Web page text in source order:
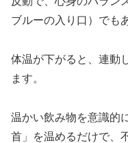
ブルーの入り口）でも
体温が下がると、連動
ます。
温かい飲み物を意識的
首」を温めるだけで、